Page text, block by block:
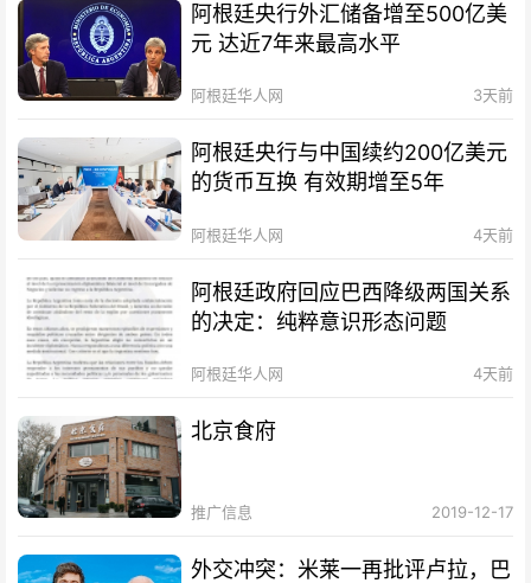
阿根廷央行外汇储备增至500亿美
元 达近7年来最高水平
阿根廷华人网 3天前
阿根廷央行与中国续约200亿美元
的货币互换 有效期增至5年
阿根廷华人网 4天前
阿根廷政府回应巴西降级两国关系
的决定：纯粹意识形态问题
阿根廷华人网 4天前
北京食府
推广信息 2019-12-17
外交冲突：米莱一再批评卢拉，巴